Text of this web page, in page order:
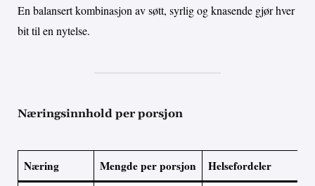
En balansert kombinasjon av søtt, syrlig og knasende gjør hver
bit til en nytelse.
Næringsinnhold per porsjon
Næring Mengde per porsjon Helsefordeler